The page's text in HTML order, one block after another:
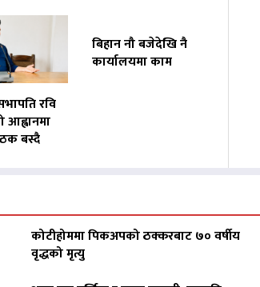
रवि
आह्वानमा
बस्दै
बिहान नौ बजेदेखि नै
कार्यालयमा काम
कोटीहोममा पिकअपको ठक्करबाट ७० वर्षीय
वृद्धको मृत्यु